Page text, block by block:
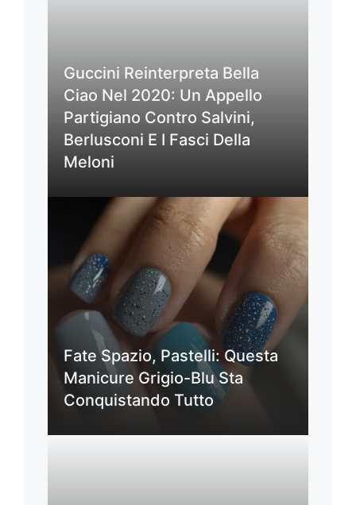
Guccini Reinterpreta Bella
Ciao Nel 2020: Un Appello
Partigiano Contro Salvini,
Berlusconi E I Fasci Della
Meloni
Fate Spazio, Pastelli: Questa
Manicure Grigio-Blu Sta
Conquistando Tutto